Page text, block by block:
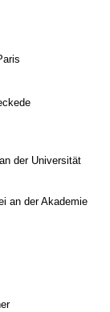
der Universität
an der Akademie